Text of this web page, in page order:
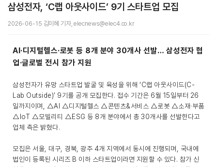
삼성전자, ‘C랩 아웃사이드’ 9기 스타트업 모집
2026-06-15 김미혜 기자, elecnews@elec4.co.kr
AI·디지털헬스·로봇 등 8개 분야 30개사 선발… 삼성전자 협
업·글로벌 전시 참가 지원
삼성전자가 유망 스타트업 발굴 및 육성을 위해 ‘C랩 아웃사이드(C-
Lab Outside)’ 9기를 공개 모집한다. 접수 기간은 6월 15일부터 26
일까지이며, △AI △디지털헬스 △콘텐츠&서비스 △로봇 △소재·부품
△IoT △모빌리티 △ESG 등 8개 분야에서 총 30개사를 선발한다고
업체 측은 밝혔다.
모집은 서울, 대구, 경북, 광주 4개 지역에서 동시에 진행되며, 국내에
법인이 등록된 시리즈 B 이하 스타트업이라면 지원할 수 있다. 참가 신